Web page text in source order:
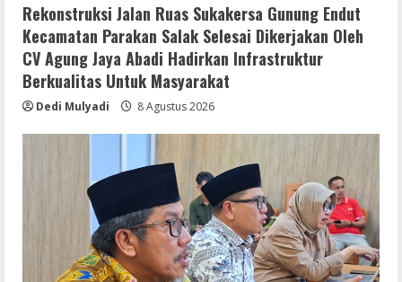
Rekonstruksi Jalan Ruas Sukakersa Gunung Endut
Kecamatan Parakan Salak Selesai Dikerjakan Oleh
CV Agung Jaya Abadi Hadirkan Infrastruktur
Berkualitas Untuk Masyarakat
Dedi Mulyadi 8 Agustus 2026